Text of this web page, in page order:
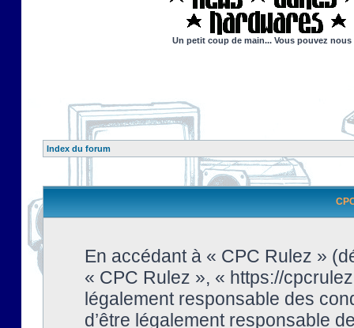
Un petit coup de main... Vous pouvez
Index du forum
En accédant à « CPC Rulez »
« CPC Rulez », « https://
légalement responsable des
d’être légalement responsable